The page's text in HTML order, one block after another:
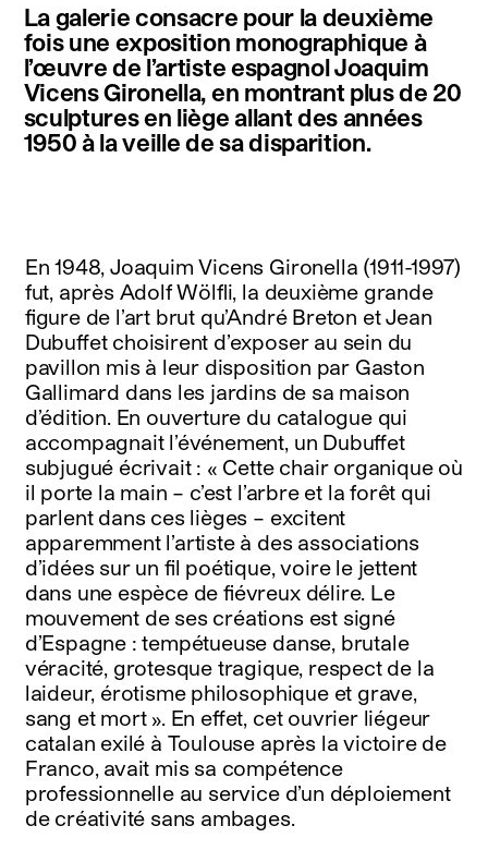
français english
La galerie consacre pour la deuxième
fois une exposition monographique à
l’œuvre de l’artiste espagnol Joaquim
Vicens Gironella, en montrant plus de 20
sculptures en liège allant des années
1950 à la veille de sa disparition.
En 1948, Joaquim Vicens Gironella (1911-1997)
fut, après Adolf Wölfli, la deuxième grande
figure de l’art brut qu’André Breton et Jean
Dubuffet choisirent d’exposer au sein du
pavillon mis à leur disposition par Gaston
Gallimard dans les jardins de sa maison
d’édition. En ouverture du catalogue qui
accompagnait l’événement, un Dubuffet
subjugué écrivait : « Cette chair organique où
il porte la main – c’est l’arbre et la forêt qui
parlent dans ces lièges – excitent
apparemment l’artiste à des associations
d’idées sur un fil poétique, voire le jettent
dans une espèce de fiévreux délire. Le
mouvement de ses créations est signé
d’Espagne : tempétueuse danse, brutale
véracité, grotesque tragique, respect de la
laideur, érotisme philosophique et grave,
sang et mort ». En effet, cet ouvrier liégeur
catalan exilé à Toulouse après la victoire de
Franco, avait mis sa compétence
professionnelle au service d’un déploiement
de créativité sans ambages.